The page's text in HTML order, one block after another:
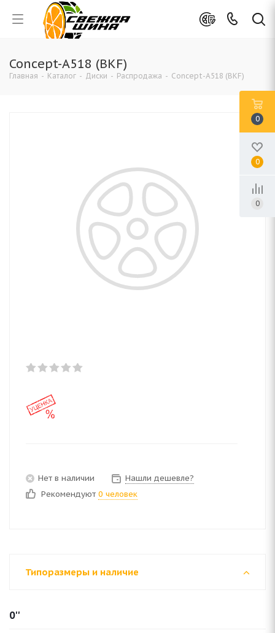
Concept-A518 (BKF)
Главная - Каталог - Диски - Распродажа - Concept-A518 (BKF)
Нет в наличии
Нашли дешевле?
Рекомендуют 0 человек
Типоразмеры и наличие
0''
0
0
0